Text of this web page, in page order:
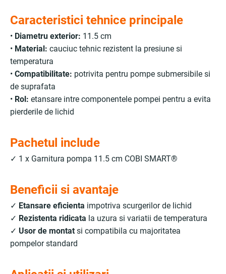
Caracteristici tehnice principale
• Diametru exterior: 11.5 cm
• Material: cauciuc tehnic rezistent la presiune si
temperatura
• Compatibilitate: potrivita pentru pompe submersibile si
de suprafata
• Rol: etansare intre componentele pompei pentru a evita
pierderile de lichid
Pachetul include
✓ 1 x Garnitura pompa 11.5 cm COBI SMART®
Beneficii si avantaje
✓ Etansare eficienta impotriva scurgerilor de lichid
✓ Rezistenta ridicata la uzura si variatii de temperatura
✓ Usor de montat si compatibila cu majoritatea
pompelor standard